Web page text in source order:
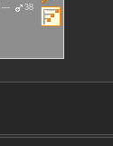
38